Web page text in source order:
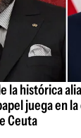
la histórica
juega en
Ceuta